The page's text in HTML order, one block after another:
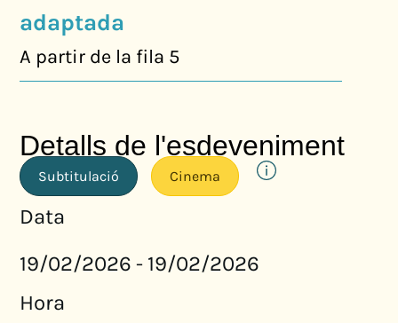
adaptada
A partir de la fila 5
Detalls de l'esdeveniment
Subtitulació Cinema
Data
19/02/2026 - 19/02/2026
Hora